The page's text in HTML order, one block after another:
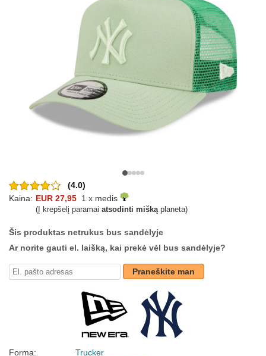
(4.0)
Kaina: EUR 27,95 1 x medis
(Į krepšelį paramai atsodinti miškąplaneta)
Šis produktas netrukus bus sandėlyje
Ar norite gauti el. laišką, kai prekė vėl bus sandėlyje?
Praneškite man
Forma:
Trucker